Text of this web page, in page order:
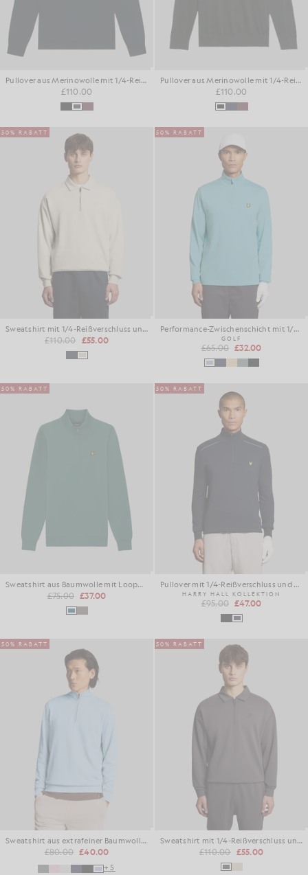
Pullover aus Merinowolle mit 1/4-Reißverschluss
£110.00
Pullover aus Merinowolle mit 1/4-Reißverschluss
£110.00
50% RABATT
Sweatshirt mit 1/4-Reißverschluss und Kragen
£110.00 £55.00
50% RABATT
Performance-Zwischenschicht mit 1/4-Reißverschluss
GOLF
£65.00 £32.00
50% RABATT
Sweatshirt aus Baumwolle mit Loopback-Struktur und 1/4-Reißverschluss
£75.00 £37.00
50% RABATT
Pullover mit 1/4-Reißverschluss und Baumwollbündchen
HARRY HALL KOLLEKTION
£95.00 £47.00
50% RABATT
Sweatshirt aus extrafeiner Baumwolle mit 1/4-Reißverschluss
£80.00 £40.00
+5
50% RABATT
Sweatshirt mit 1/4-Reißverschluss und Kragen
£110.00 £55.00